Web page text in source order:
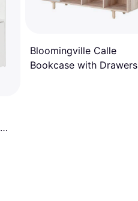
Bloomingville Calle
Bookcase with Drawers